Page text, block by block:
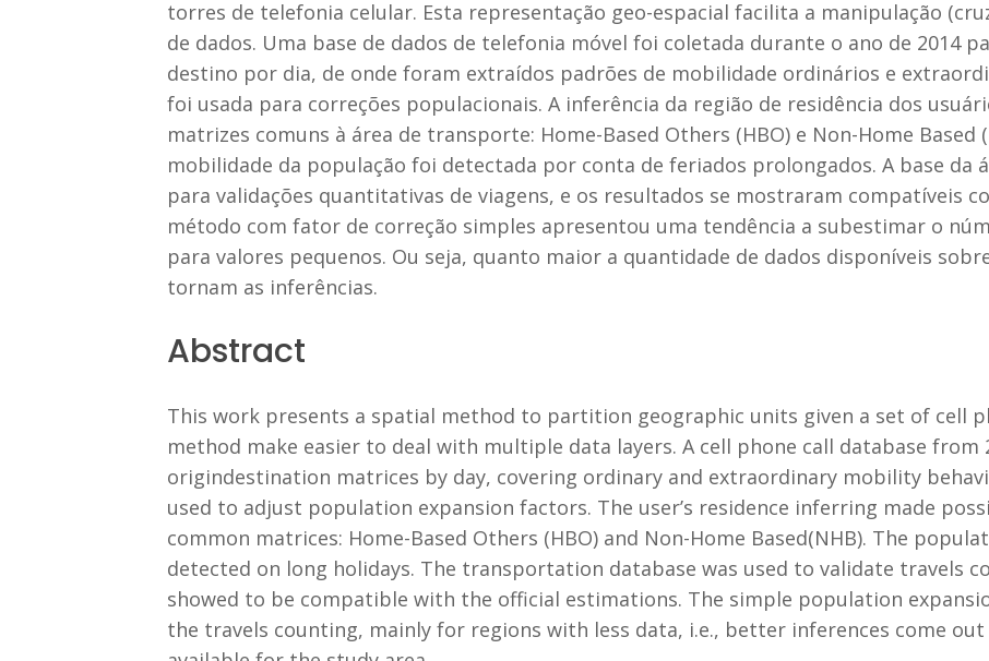
torres de telefonia celular. Esta representação geo-espacial facilita a manipulação
de dados. Uma base de dados de telefonia móvel foi coletada durante o ano de 2014
destino por dia, de onde foram extraídos padrões de mobilidade ordinários e
foi usada para correções populacionais. A inferência da região de residência dos
matrizes comuns à área de transporte: Home-Based Others (HBO) e Non-Home Based
mobilidade da população foi detectada por conta de feriados prolongados. A base da
para validações quantitativas de viagens, e os resultados se mostraram compatíveis
método com fator de correção simples apresentou uma tendência a subestimar o
para valores pequenos. Ou seja, quanto maior a quantidade de dados disponíveis
tornam as inferências.
Abstract
This work presents a spatial method to partition geographic units given a set of cell
method make easier to deal with multiple data layers. A cell phone call database from
origindestination matrices by day, covering ordinary and extraordinary mobility
used to adjust population expansion factors. The user’s residence inferring made
common matrices: Home-Based Others (HBO) and Non-Home Based(NHB). The
detected on long holidays. The transportation database was used to validate travels
showed to be compatible with the official estimations. The simple population
the travels counting, mainly for regions with less data, i.e., better inferences come